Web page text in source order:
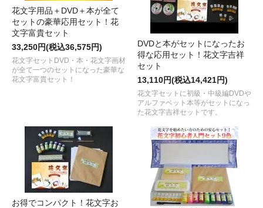
花文字用品＋DVD＋本が全て
セットの豪華応用セット！花
文字富貴セット
33,250円(税込36,575円)
花文字セットDVD・本・花文字画材
が全て一つのセットになった豪華な
花文字富貴セット！
DVDと本がセットになったお
得な応用セット！花文字吉祥
セット
13,110円(税込14,421円)
花文字セットに初級・中級編DVDや
アルファベット本等がセットになっ
た花文字吉祥セットです。
お得でコンパクト！花文字お